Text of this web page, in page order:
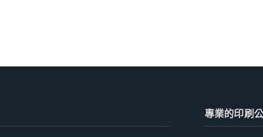
專業的印刷